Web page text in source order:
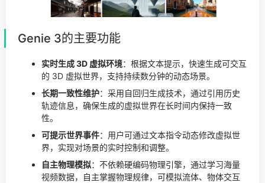
Genie 3的主要功能
实时生成 3D 虚拟环境：根据文本提示，快速生成可交互
的 3D 虚拟世界，支持持续数分钟的动态场景。
长期一致性维护：采用自回归生成技术，通过引用历史
轨迹信息，确保生成的虚拟世界在长时间内保持一致
性。
可提示世界事件：用户可通过文本指令动态修改虚拟世
界，实现对场景的实时控制和调整。
自主物理模拟：不依赖硬编码物理引擎，通过学习海量
视频数据，自主掌握物理规律，可模拟流体、物体交互